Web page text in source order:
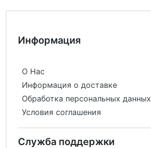
Информация
О Нас
Информация о доставке
Обработка персональных данных
Условия соглашения
Служба поддержки